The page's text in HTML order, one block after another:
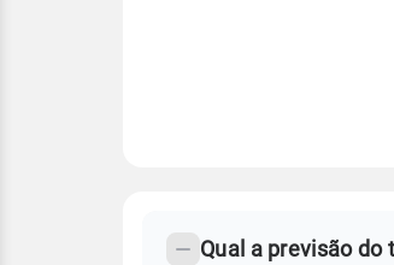
Qual a previsão do